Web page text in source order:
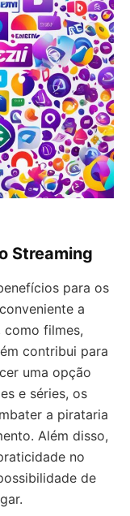
Streaming
para os
a
como filmes,
contribui para
uma opção
e séries, os
a pirataria
Além disso,
no
de